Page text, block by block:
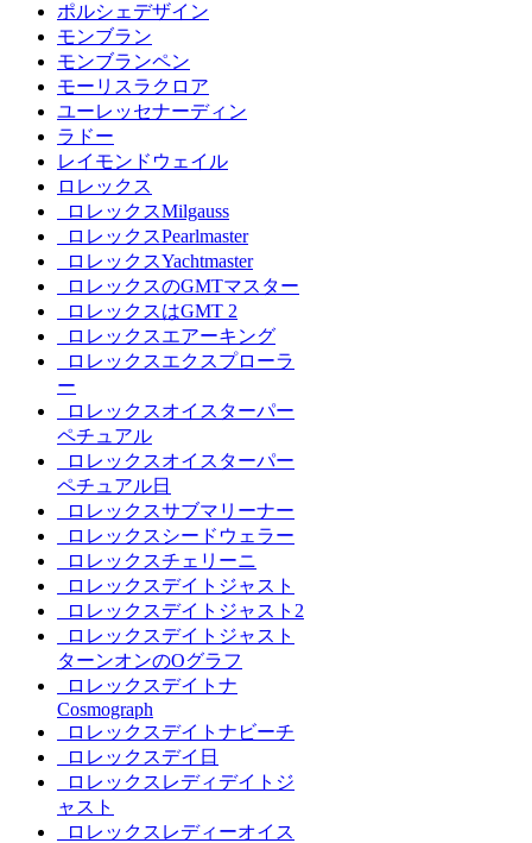
ポルシェデザイン
モンブラン
モンブランペン
モーリスラクロア
ユーレッセナーディン
ラドー
レイモンドウェイル
ロレックス
ロレックスMilgauss
ロレックスPearlmaster
ロレックスYachtmaster
ロレックスのGMTマスター
ロレックスはGMT 2
ロレックスエアーキング
ロレックスエクスプローラ
ー
ロレックスオイスターパー
ペチュアル
ロレックスオイスターパー
ペチュアル日
ロレックスサブマリーナー
ロレックスシードウェラー
ロレックスチェリーニ
ロレックスデイトジャスト
ロレックスデイトジャスト2
ロレックスデイトジャスト
ターンオンのOグラフ
ロレックスデイトナ
Cosmograph
ロレックスデイトナビーチ
ロレックスデイ日
ロレックスレディデイトジ
ャスト
ロレックスレディーオイス